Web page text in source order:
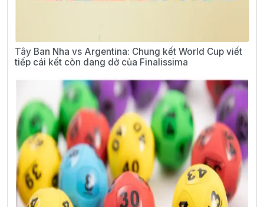
Tây Ban Nha vs Argentina: Chung kết World Cup viết
tiếp cái kết còn dang dở của Finalissima